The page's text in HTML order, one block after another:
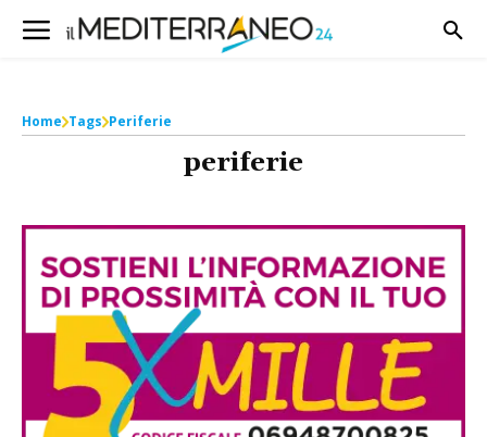
Home Tags Periferie
periferie